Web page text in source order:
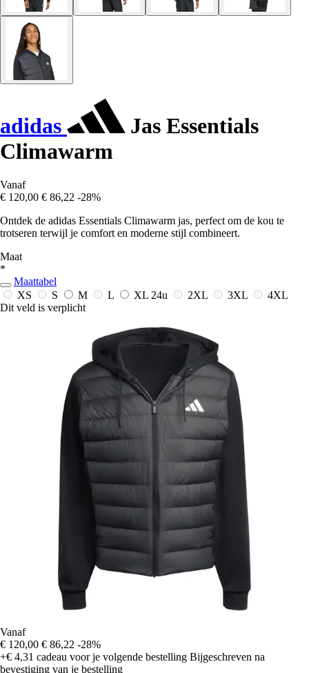
adidas
Jas Essentials
Climawarm
Vanaf
€ 120,00 € 86,22 -28%
Ontdek de adidas Essentials Climawarm jas, perfect om de kou te
trotseren terwijl je comfort en moderne stijl combineert.
Maat
*
Maattabel
XS
S M L XL 24u 2XL 3XL
4XL
Dit veld is verplicht
Vanaf
€ 120,00 € 86,22 -28%
+€ 4,31 cadeau voor je volgende bestelling Bijgeschreven na
bevestiging van je bestelling